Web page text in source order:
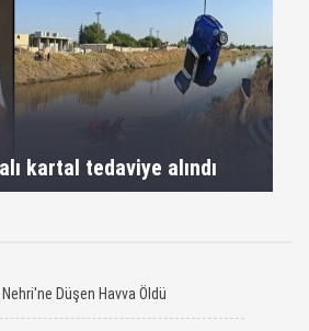
kartal tedaviye alındı
Düşen Havva Öldü